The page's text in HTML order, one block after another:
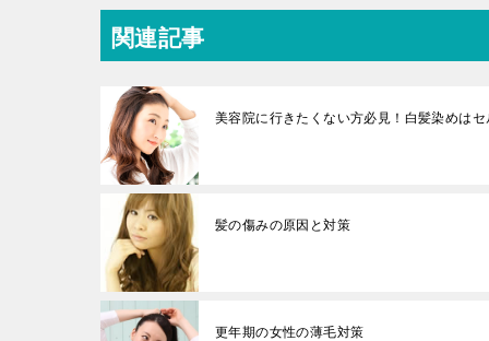
関連記事
美容院に行きたくない方必見！白髪染めはセ
髪の傷みの原因と対策
更年期の女性の薄毛対策